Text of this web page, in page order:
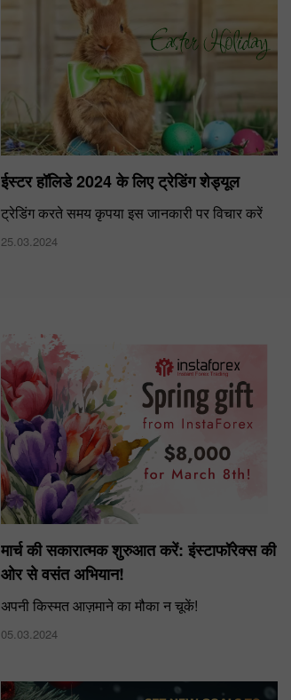
ईस्टर हॉलिडे 2024 के लिए ट्रेडिंग शेड्यूल
ट्रेडिंग करते समय कृपया इस जानकारी पर विचार करें
25.03.2024
मार्च की सकारात्मक शुरुआत करें: इंस्टाफॉरेक्स की
ओर से वसंत अभियान!
अपनी किस्मत आज़माने का मौका न चूकें!
05.03.2024